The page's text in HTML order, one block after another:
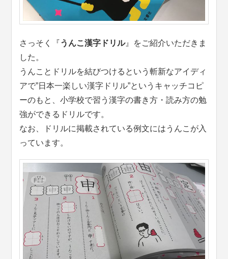
さっそく『うんこ漢字ドリル』をご紹介いただきま
した。
うんことドリルを結びつけるという斬新なアイディ
アで”日本一楽しい漢字ドリル”というキャッチコピ
ーのもと、小学校で習う漢字の書き方・読み方の勉
強ができるドリルです。
なお、ドリルに掲載されている例文にはうんこが入
っています。